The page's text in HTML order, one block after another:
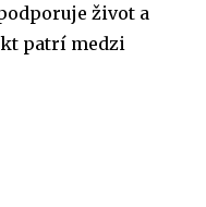
život a
patrí medzi